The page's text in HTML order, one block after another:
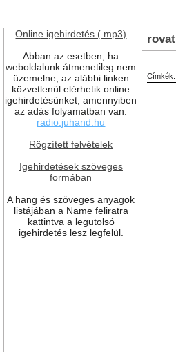
Online igehirdetés (.mp3)
Abban az esetben, ha
weboldalunk átmenetileg nem
üzemelne, az alábbi linken
közvetlenül elérhetik online
igehirdetésünket, amennyiben
az adás folyamatban van.
radio.juhand.hu
Rögzített felvételek
Igehirdetések szöveges
formában
A hang és szöveges anyagok
listájában a Name feliratra
kattintva a legutolsó
igehirdetés lesz legfelül.
rovat
-
Címkék: